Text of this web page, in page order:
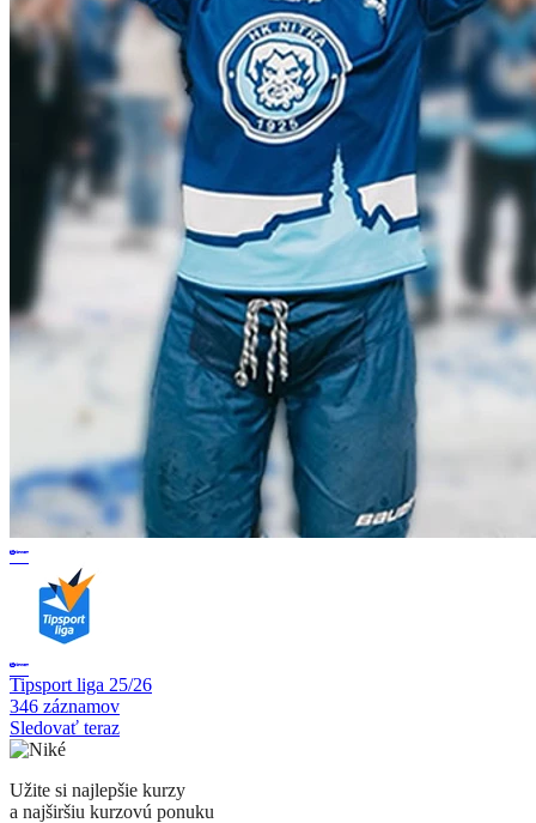
Tipsport liga 25/26
346 záznamov
Sledovať teraz
Užite si najlepšie kurzy
a najširšiu kurzovú ponuku